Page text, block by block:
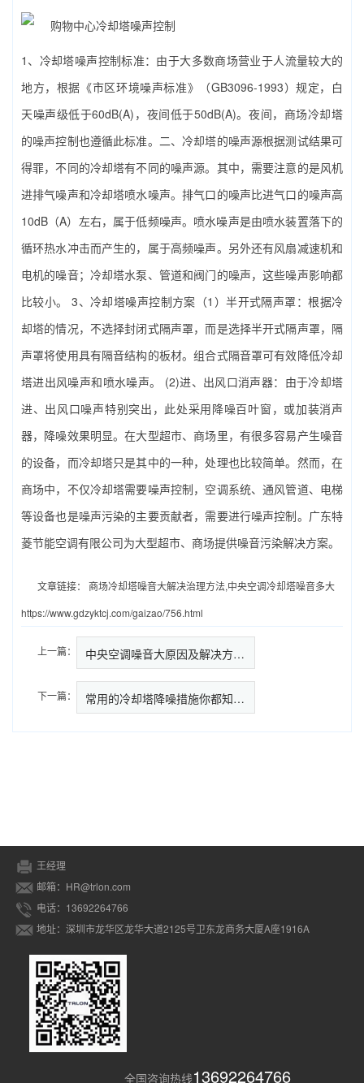
1、冷却塔噪声控制标准：由于大多数商场营业于人流量较大的
地方，根据《市区环境噪声标准》（GB3096-1993）规定，白
天噪声级低于60dB(A)，夜间低于50dB(A)。夜间，商场冷却塔
的噪声控制也遵循此标准。二、冷却塔的噪声源根据测试结果可
得罪，不同的冷却塔有不同的噪声源。其中，需要注意的是风机
进排气噪声和冷却塔喷水噪声。排气口的噪声比进气口的噪声高
10dB（A）左右，属于低频噪声。喷水噪声是由喷水装置落下的
循环热水冲击而产生的，属于高频噪声。另外还有风扇减速机和
电机的噪音；冷却塔水泵、管道和阀门的噪声，这些噪声影响都
比较小。 3、冷却塔噪声控制方案（1）半开式隔声罩：根据冷
却塔的情况，不选择封闭式隔声罩，而是选择半开式隔声罩，隔
声罩将使用具有隔音结构的板材。组合式隔音罩可有效降低冷却
塔进出风噪声和喷水噪声。 (2)进、出风口消声器：由于冷却塔
进、出风口噪声特别突出，此处采用降噪百叶窗，或加装消声
器，降噪效果明显。在大型超市、商场里，有很多容易产生噪音
的设备，而冷却塔只是其中的一种，处理也比较简单。然而，在
商场中，不仅冷却塔需要噪声控制，空调系统、通风管道、电梯
等设备也是噪声污染的主要贡献者，需要进行噪声控制。广东特
菱节能空调有限公司为大型超市、商场提供噪音污染解决方案。
文章链接：
商场冷却塔噪音大解决治理方法,中央空调冷却塔噪音多大
https://www.gdzyktcj.com/gaizao/756.html
上一篇： 中央空调噪音大原因及解决方法,…
下一篇： 常用的冷却塔降噪措施你都知道那
王经理
邮箱：HR@trlon.com
电话：13692264766
地址：深圳市龙华区龙华大道2125号卫东龙商务大厦A座1916A
全国咨询热线13692264766